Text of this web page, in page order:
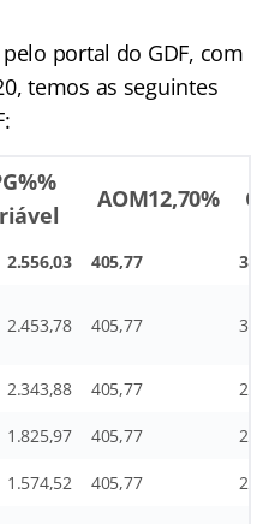
portal do GDF, com
temos as seguintes
%
AOM12,70%
2.556,03 405,77
2.453,78 405,77
2.343,88 405,77
1.825,97 405,77
1.574,52 405,77